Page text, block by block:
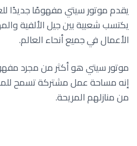
يقدم موتور سيتي مفهومًا جديدًا
يكتسب شعبية بين جيل الألفية
الأعمال في جميع أنحاء العالم.
موتور سيتي هو أكثر من مجرد
إنه مساحة عمل مشتركة تسمح
من منازلهم المريحة.